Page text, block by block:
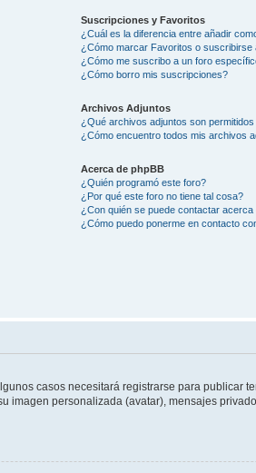
Suscripciones y Favoritos
¿Cuál es la diferencia entre añadir
¿Cómo marcar Favoritos o
¿Cómo me suscribo a un foro
¿Cómo borro mis suscripciones?
Archivos Adjuntos
¿Qué archivos adjuntos son
¿Cómo encuentro todos mis archivos
Acerca de phpBB
¿Quién programó este foro?
¿Por qué este foro no tiene tal cosa?
¿Con quién se puede contactar
¿Cómo puedo ponerme en contacto
casos necesitará registrarse para publicar
personalizada (avatar), mensajes